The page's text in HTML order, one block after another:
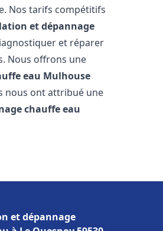
Nos tarifs compétitifs
et dépannage
et réparer
Nous offrons une
eau Mulhouse
nous ont attribué une
chauffe eau
et dépannage